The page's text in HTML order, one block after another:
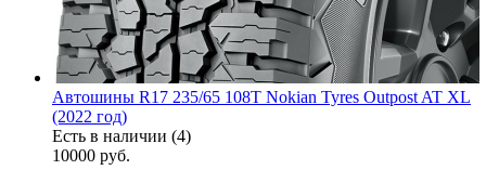
Автошины R17 235/65 108T Nokian Tyres Outpost AT XL
(2022 год)
Есть в наличии (4)
10000 руб.